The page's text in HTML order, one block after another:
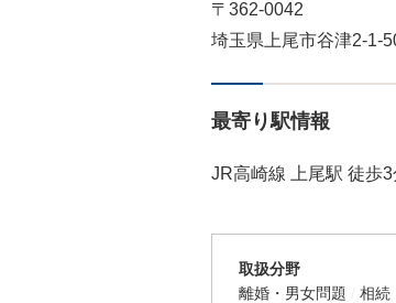
〒362-0042
埼玉県上尾市谷津2-1-
最寄り駅情報
JR高崎線 上尾駅 徒歩
取扱分野
離婚・男女問題
相続